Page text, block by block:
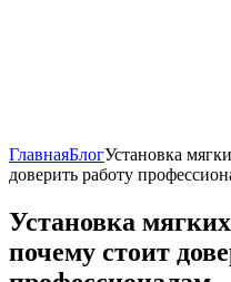
ГлавнаяБлогУстановка
доверить работу
Установка
почему стоит